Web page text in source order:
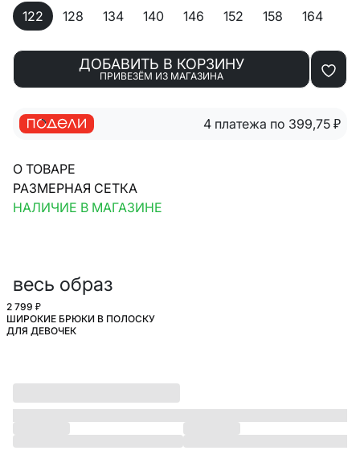
122 128 134 140 146 152 158 164
ДОБАВИТЬ В КОРЗИНУ
ПРИВЕЗЁМ ИЗ МАГАЗИНА
4 платежа по 399,75 ₽
О ТОВАРЕ
РАЗМЕРНАЯ СЕТКА
НАЛИЧИЕ В МАГАЗИНЕ
весь образ
ШКОЛА
2 799 ₽
ШИРОКИЕ БРЮКИ В ПОЛОСКУ
ДЛЯ ДЕВОЧЕК